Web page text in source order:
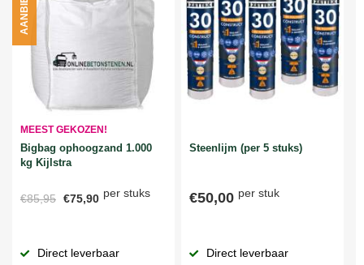
MEEST GEKOZEN!
Bigbag ophoogzand 1.000
kg Kijlstra
€85,95 €75,90 per stuks
Direct leverbaar
Steenlijm (per 5 stuks)
€50,00 per stuk
Direct leverbaar